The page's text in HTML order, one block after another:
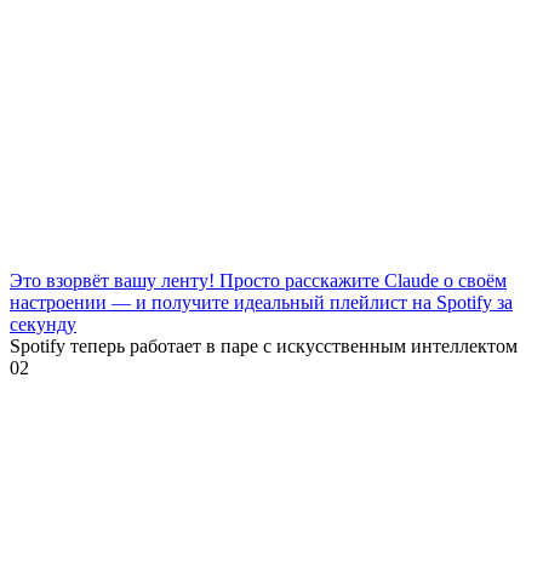
Это взорвёт вашу ленту! Просто расскажите Claude о своём
настроении — и получите идеальный плейлист на Spotify за
секунду
Spotify теперь работает в паре с искусственным интеллектом
02